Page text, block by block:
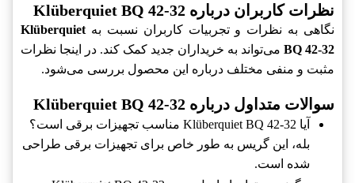
نظرات کاربران درباره Klüberquiet BQ 42-32
نگاهی به نظرات و تجربیات کاربران نسبت به Klüberquiet
BQ 42-32 می‌تواند به خریداران جدید کمک کند. در اینجا نظرات
مثبت و منفی مختلف درباره این محصول بررسی می‌شود.
سوالات متداول درباره Klüberquiet BQ 42-32
آیا Klüberquiet BQ 42-32 مناسب تجهیزات برقی است؟
بله، این گریس به طور خاص برای تجهیزات برقی طراحی
شده است.